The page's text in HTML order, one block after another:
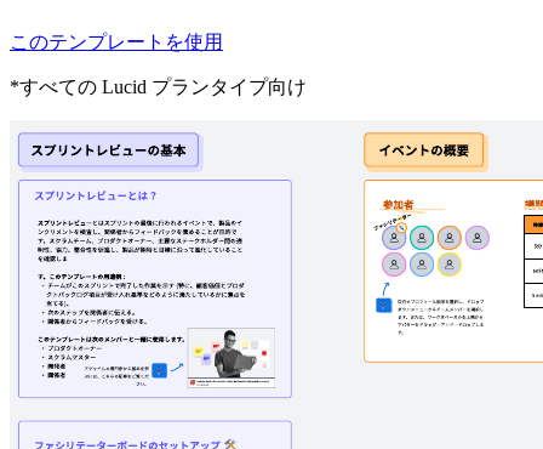
このテンプレートを使用
*すべての Lucid プランタイプ向け